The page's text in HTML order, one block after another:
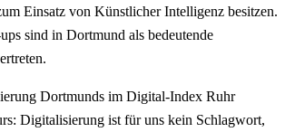
Einsatz von Künstlicher Intelligenz besitzen.
sind in Dortmund als bedeutende
Dortmunds im Digital-Index Ruhr
Digitalisierung ist für uns kein Schlagwort,